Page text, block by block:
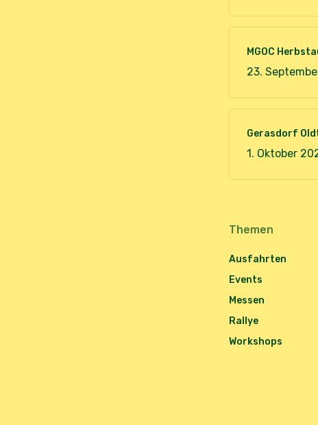
MGOC
23.
Gerasdorf
1. Oktober
Themen
Ausfahrten
Events
Messen
Rallye
Workshops